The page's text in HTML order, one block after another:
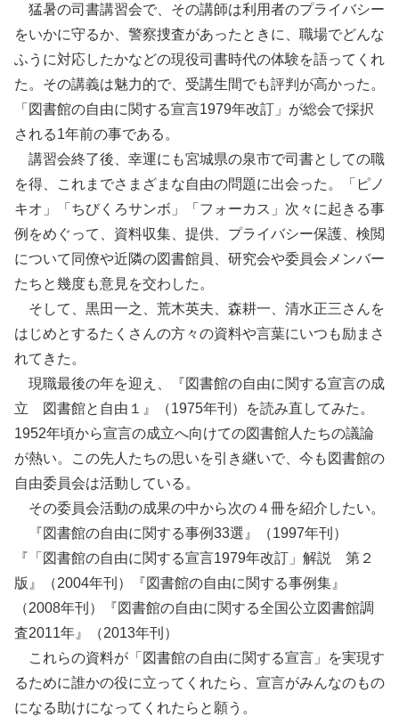
猛暑の司書講習会で、その講師は利用者のプライバシー
をいかに守るか、警察捜査があったときに、職場でどんな
ふうに対応したかなどの現役司書時代の体験を語ってくれ
た。その講義は魅力的で、受講生間でも評判が高かった。
「図書館の自由に関する宣言1979年改訂」が総会で採択
される1年前の事である。
講習会終了後、幸運にも宮城県の泉市で司書としての職
を得、これまでさまざまな自由の問題に出会った。「ピノ
キオ」「ちびくろサンボ」「フォーカス」次々に起きる事
例をめぐって、資料収集、提供、プライバシー保護、検閲
について同僚や近隣の図書館員、研究会や委員会メンバー
たちと幾度も意見を交わした。
そして、黒田一之、荒木英夫、森耕一、清水正三さんを
はじめとするたくさんの方々の資料や言葉にいつも励まさ
れてきた。
現職最後の年を迎え、『図書館の自由に関する宣言の成
立 図書館と自由１』（1975年刊）を読み直してみた。
1952年頃から宣言の成立へ向けての図書館人たちの議論
が熱い。この先人たちの思いを引き継いで、今も図書館の
自由委員会は活動している。
その委員会活動の成果の中から次の４冊を紹介したい。
『図書館の自由に関する事例33選』（1997年刊）
『「図書館の自由に関する宣言1979年改訂」解説 第２
版』（2004年刊）『図書館の自由に関する事例集』
（2008年刊）『図書館の自由に関する全国公立図書館調
査2011年』（2013年刊）
これらの資料が「図書館の自由に関する宣言」を実現す
るために誰かの役に立ってくれたら、宣言がみんなのもの
になる助けになってくれたらと願う。